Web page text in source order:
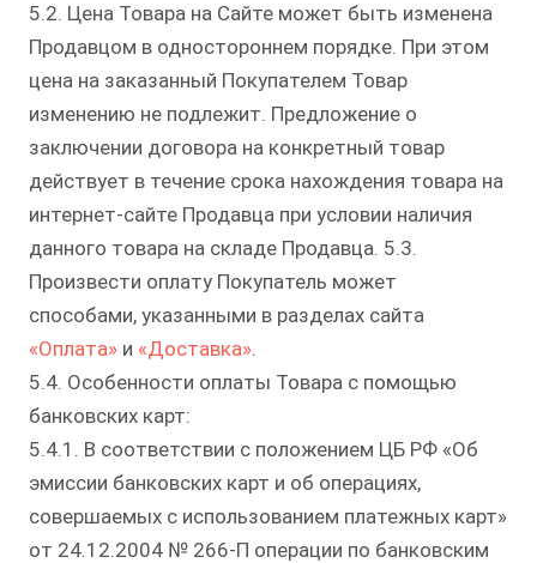
5.2. Цена Товара на Сайте может быть изменена
Продавцом в одностороннем порядке. При этом
цена на заказанный Покупателем Товар
изменению не подлежит. Предложение о
заключении договора на конкретный товар
действует в течение срока нахождения товара на
интернет-сайте Продавца при условии наличия
данного товара на складе Продавца. 5.3.
Произвести оплату Покупатель может
способами, указанными в разделах сайта
«Оплата» и «Доставка».
5.4. Особенности оплаты Товара с помощью
банковских карт:
5.4.1. В соответствии с положением ЦБ РФ «Об
эмиссии банковских карт и об операциях,
совершаемых с использованием платежных карт»
от 24.12.2004 № 266-П операции по банковским